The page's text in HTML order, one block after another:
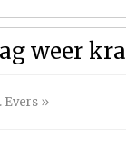
weer
Evers »